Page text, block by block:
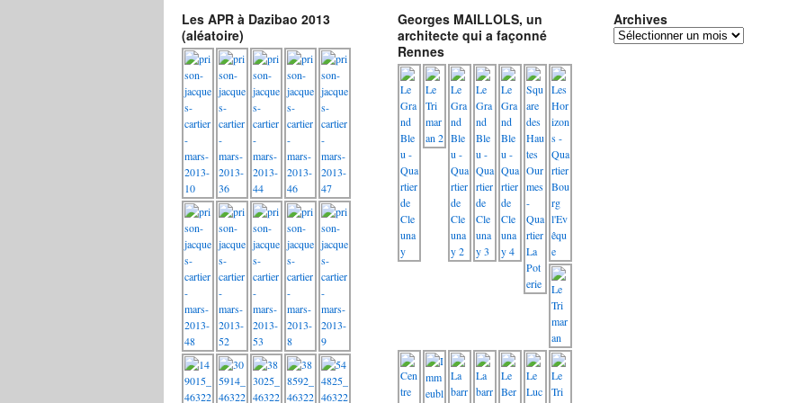
Les APR à Dazibao 2013
(aléatoire)
Georges MAILLOLS, un
architecte qui a façonné
Rennes
Archives
Archives